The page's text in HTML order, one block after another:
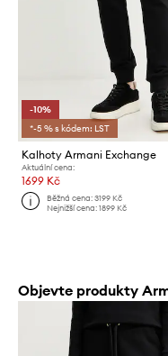
-10%
*-5 % s kódem: LST
Kalhoty Armani Exchange
Aktuální cena:
1699 Kč
Běžná cena:3199 Kč
Nejnižší cena:1899 Kč
Objevte produkty